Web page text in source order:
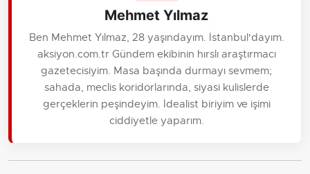
Mehmet Yılmaz
Ben Mehmet Yılmaz, 28 yaşındayım. İstanbul'dayım.
aksiyon.com.tr Gündem ekibinin hırslı araştırmacı
gazetecisiyim. Masa başında durmayı sevmem;
sahada, meclis koridorlarında, siyasi kulislerde
gerçeklerin peşindeyim. İdealist biriyim ve işimi
ciddiyetle yaparım.